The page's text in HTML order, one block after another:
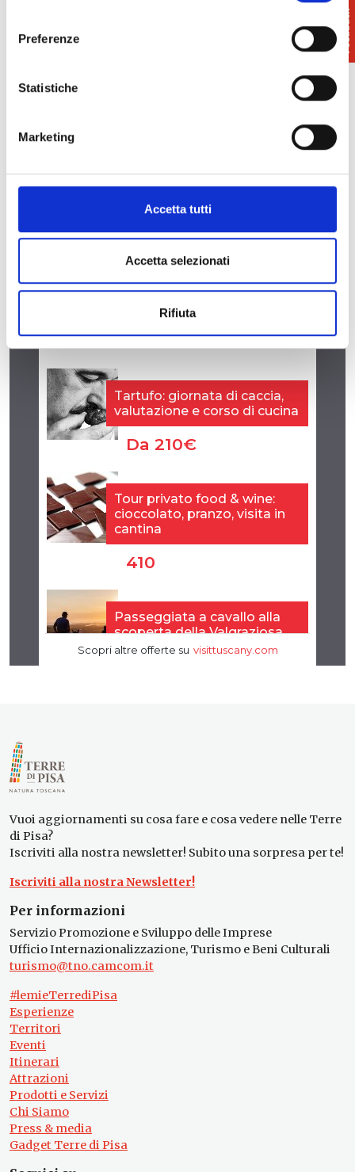
Preferenze
Statistiche
Marketing
Accetta tutti
Accetta selezionati
Rifiuta
050.500100
Vuoi aggiornamenti su cosa fare e cosa vedere nelle Terre
di Pisa?
Iscriviti alla nostra newsletter! Subito una sorpresa per te!
Iscriviti alla nostra Newsletter!
Per informazioni
Servizio Promozione e Sviluppo delle Imprese
Ufficio Internazionalizzazione, Turismo e Beni Culturali
turismo@tno.camcom.it
#lemieTerrediPisa
Esperienze
Territori
Eventi
Itinerari
Attrazioni
Prodotti e Servizi
Chi Siamo
Press & media
Gadget Terre di Pisa